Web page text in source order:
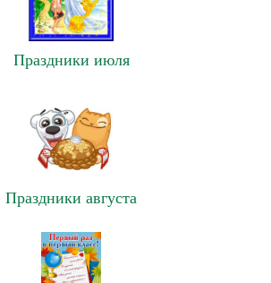
Праздники июля
Праздники августа